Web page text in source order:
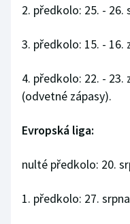
2. předkolo: 25. - 26.
3. předkolo: 15. - 16.
4. předkolo: 22. - 23.
(odvetné zápasy).
Evropská liga:
nulté předkolo: 20.
1. předkolo: 27.